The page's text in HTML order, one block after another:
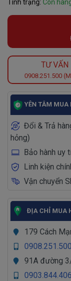
Tình trạng: Còn
TƯ VẤN
0908.251.500
YÊN TÂM MUA
Đổi & Trả
hỏng)
Bảo hành uy
Linh kiện
Vận chuyển
ĐỊA CHỈ MUA
179 Cách
91A đường